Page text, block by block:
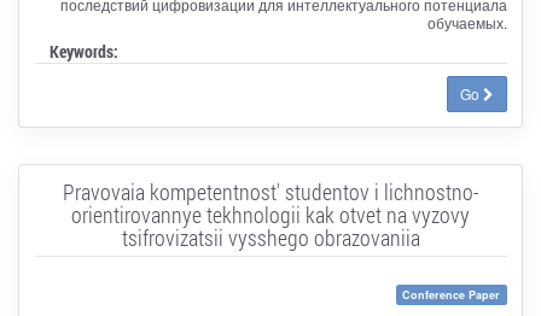
обучаемых.
Keywords:
Go
Pravovaia kompetentnost' studentov i lichnostno-
orientirovannye tekhnologii kak otvet na vyzovy
tsifrovizatsii vysshego obrazovaniia
Conference Paper